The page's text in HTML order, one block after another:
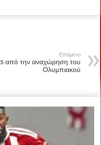
Επόμενο
από την αναχώρηση του
Ολυμπιακού